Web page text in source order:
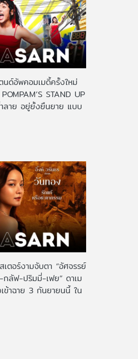
ด์อัพคอมเมดี้ครั้งใหม่
STAND UP
ลาย อยู่ยั้งยืนยาย แบบ
ตอร์งามจับตา “อัศจรรย์
ลัฟ-ปริมมี่-เฟย” ดาเม
ข้าฉาย 3 กันยายนนี้ ใน